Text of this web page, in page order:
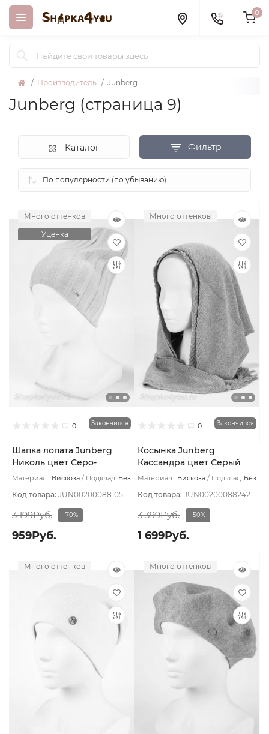
0
Производитель Junberg
Junberg (страница 9)
Фильтр
Каталог
Много оттенков
Уценка
0 Закончился
Шапка лопата Junberg
Николь цвет Серо-
голубой
Материал : Вискоза Подклад: Без
Код товара: JUN00200088105
3 199Руб. -70%
959Руб.
Много оттенков
0 Закончился
Косынка Junberg
Кассандра цвет Серый
светлый
Материал : Вискоза Подклад: Без
Код товара: JUN00200088242
3 399Руб. -50%
1 699Руб.
Много оттенков Много оттенков